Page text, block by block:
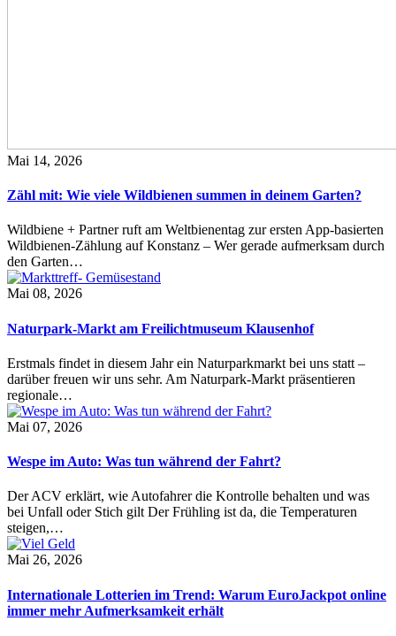
Mai 14, 2026
Zähl mit: Wie viele Wildbienen summen in deinem Garten?
Wildbiene + Partner ruft am Weltbienentag zur ersten App-basierten
Wildbienen-Zählung auf Konstanz – Wer gerade aufmerksam durch
den Garten…
Mai 08, 2026
Naturpark-Markt am Freilichtmuseum Klausenhof
Erstmals findet in diesem Jahr ein Naturparkmarkt bei uns statt –
darüber freuen wir uns sehr. Am Naturpark-Markt präsentieren
regionale…
Mai 07, 2026
Wespe im Auto: Was tun während der Fahrt?
Der ACV erklärt, wie Autofahrer die Kontrolle behalten und was
bei Unfall oder Stich gilt Der Frühling ist da, die Temperaturen
steigen,…
Mai 26, 2026
Internationale Lotterien im Trend: Warum EuroJackpot online
immer mehr Aufmerksamkeit erhält